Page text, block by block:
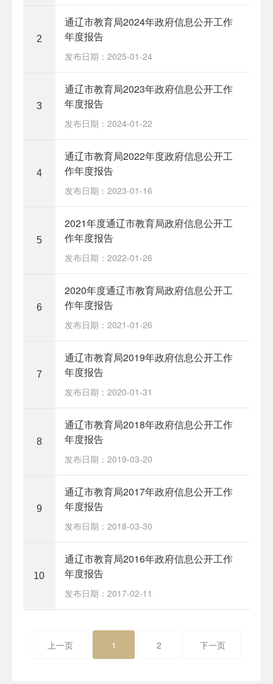
2
通辽市教育局2024年政府信息公开工作
年度报告
发布日期：2025-01-24
3
通辽市教育局2023年政府信息公开工作
年度报告
发布日期：2024-01-22
4
通辽市教育局2022年度政府信息公开工
作年度报告
发布日期：2023-01-16
5
2021年度通辽市教育局政府信息公开工
作年度报告
发布日期：2022-01-26
6
2020年度通辽市教育局政府信息公开工
作年度报告
发布日期：2021-01-26
7
通辽市教育局2019年政府信息公开工作
年度报告
发布日期：2020-01-31
8
通辽市教育局2018年政府信息公开工作
年度报告
发布日期：2019-03-20
9
通辽市教育局2017年政府信息公开工作
年度报告
发布日期：2018-03-30
10
通辽市教育局2016年政府信息公开工作
年度报告
发布日期：2017-02-11
上一页 1 2 下一页